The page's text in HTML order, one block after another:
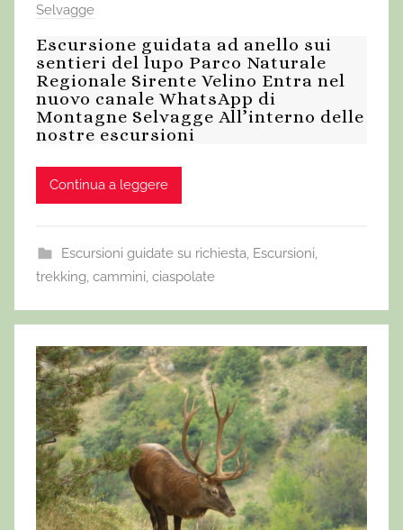
Selvagge
Escursione guidata ad anello sui
sentieri del lupo Parco Naturale
Regionale Sirente Velino Entra nel
nuovo canale WhatsApp di
Montagne Selvagge All’interno delle
nostre escursioni
Continua a leggere
Escursioni guidate su richiesta Escursioni,
trekking, cammini, ciaspolate